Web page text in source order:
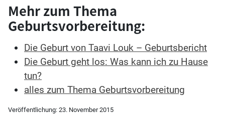
Mehr zum Thema
Geburtsvorbereitung:
Die Geburt von Taavi Louk – Geburtsbericht
Die Geburt geht los: Was kann ich zu Hause
tun?
alles zum Thema Geburtsvorbereitung
Veröffentlichung: 23. November 2015